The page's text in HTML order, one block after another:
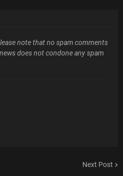
note that no spam comments
does not condone any spam
Next Post